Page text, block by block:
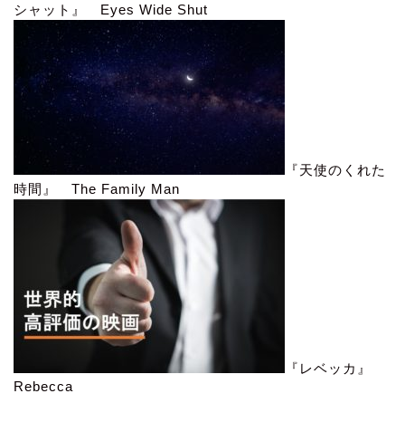
シャット』 Eyes Wide Shut
『天使のくれた
時間』 The Family Man
『レベッカ』
Rebecca